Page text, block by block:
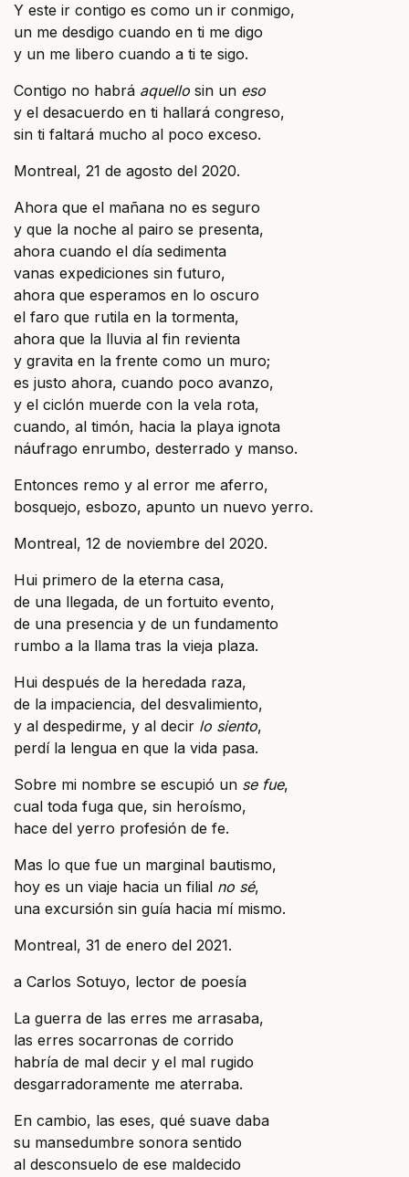
Y este ir contigo es como un ir conmigo,
un me desdigo cuando en ti me digo
y un me libero cuando a ti te sigo.
Contigo no habrá aquello sin un eso
y el desacuerdo en ti hallará congreso,
sin ti faltará mucho al poco exceso.
Montreal, 21 de agosto del 2020.
Ahora que el mañana no es seguro
y que la noche al pairo se presenta,
ahora cuando el día sedimenta
vanas expediciones sin futuro,
ahora que esperamos en lo oscuro
el faro que rutila en la tormenta,
ahora que la lluvia al fin revienta
y gravita en la frente como un muro;
es justo ahora, cuando poco avanzo,
y el ciclón muerde con la vela rota,
cuando, al timón, hacia la playa ignota
náufrago enrumbo, desterrado y manso.
Entonces remo y al error me aferro,
bosquejo, esbozo, apunto un nuevo yerro.
Montreal, 12 de noviembre del 2020.
Hui primero de la eterna casa,
de una llegada, de un fortuito evento,
de una presencia y de un fundamento
rumbo a la llama tras la vieja plaza.
Hui después de la heredada raza,
de la impaciencia, del desvalimiento,
y al despedirme, y al decir lo siento,
perdí la lengua en que la vida pasa.
Sobre mi nombre se escupió un se fue,
cual toda fuga que, sin heroísmo,
hace del yerro profesión de fe.
Mas lo que fue un marginal bautismo,
hoy es un viaje hacia un filial no sé,
una excursión sin guía hacia mí mismo.
Montreal, 31 de enero del 2021.
a Carlos Sotuyo, lector de poesía
La guerra de las erres me arrasaba,
las erres socarronas de corrido
habría de mal decir y el mal rugido
desgarradoramente me aterraba.
En cambio, las eses, qué suave daba
su mansedumbre sonora sentido
al desconsuelo de ese maldecido